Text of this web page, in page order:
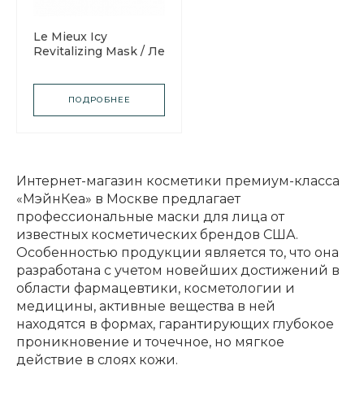
Le Mieux Icy
Revitalizing Mask / Ле
Восстанавливающая
ПОДРОБНЕЕ
Интернет-магазин косметики премиум-класса
«МэйнКеа» в Москве предлагает
профессиональные маски для лица от
известных косметических брендов США.
Особенностью продукции является то, что она
разработана с учетом новейших достижений в
области фармацевтики, косметологии и
медицины, активные вещества в ней
находятся в формах, гарантирующих глубокое
проникновение и точечное, но мягкое
действие в слоях кожи.